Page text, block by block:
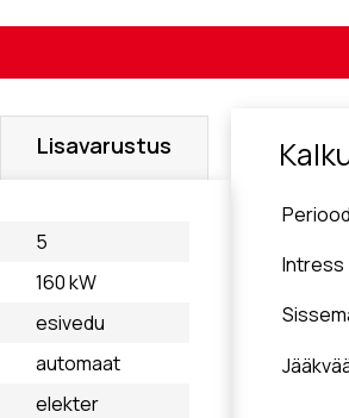
Lisavarustus
5
160 kW
esivedu
automaat
elekter
Periood
Intress